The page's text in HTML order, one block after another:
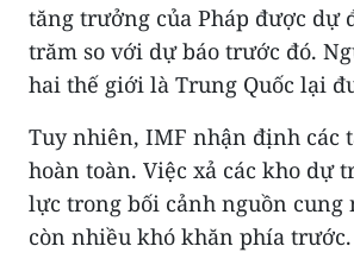
tăng trưởng của Pháp được dự
trăm so với dự báo trước đó.
hai thế giới là Trung Quốc lại
Tuy nhiên, IMF nhận định các
hoàn toàn. Việc xả các kho dự
lực trong bối cảnh nguồn
còn nhiều khó khăn phía trước.